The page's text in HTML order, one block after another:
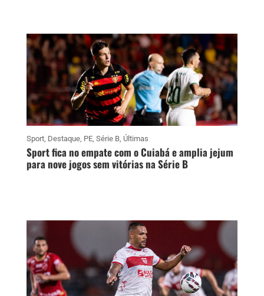
Sport, Destaque, PE, Série B, Últimas
Sport fica no empate com o Cuiabá e amplia jejum
para nove jogos sem vitórias na Série B